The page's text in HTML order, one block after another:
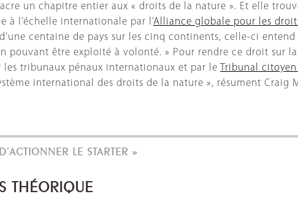
un chapitre entier aux « droits de la nature ». Et elle
à l’échelle internationale par l’Alliance globale pour les
centaine de pays sur les cinq continents, celle-ci
pouvant être exploité à volonté. » Pour rendre ce droit sur
les tribunaux pénaux internationaux et par le
Tribunal
international des droits de la nature », résument Craig
LE STARTER »
THÉORIQUE